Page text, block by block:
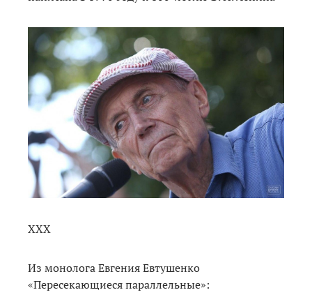
ХХХ
Из монолога Евгения Евтушенко
«Пересекающиеся параллельные»: